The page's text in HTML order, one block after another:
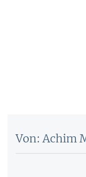
Von: Achim